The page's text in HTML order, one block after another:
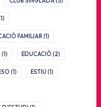
FAMILIAR(1)
(1) EDUCACIÓ (2)
(1) ESTIU (1)